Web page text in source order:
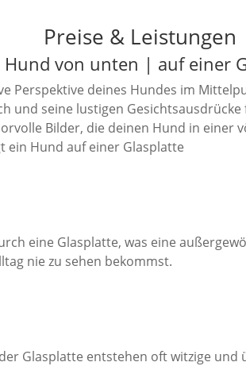
Preise & Leistungen
Hund von unten | auf einer
Perspektive deines Hundes im
seine lustigen
Bilder, die deinen Hund in einer
eine Glasplatte, was eine
nie zu sehen bekommst.
Glasplatte entstehen oft witzige